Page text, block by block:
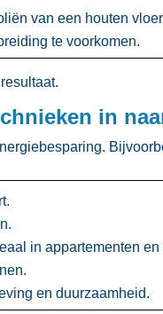
van een houten
te voorkomen.​
in
in appartementen
en duurzaamheid.​